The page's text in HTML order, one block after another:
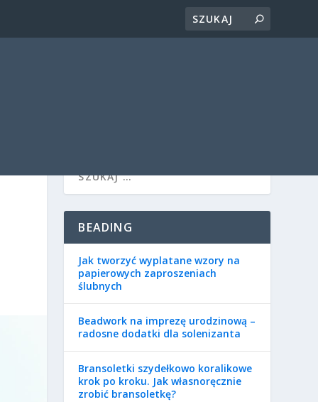
BEADING
Jak tworzyć wyplatane wzory na
papierowych zaproszeniach
ślubnych
Beadwork na imprezę urodzinową –
radosne dodatki dla solenizanta
Bransoletki szydełkowo koralikowe
krok po kroku. Jak własnoręcznie
zrobić bransoletkę?